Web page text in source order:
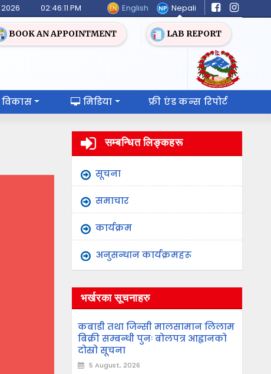
02:46:11 PM English Nepali
BOOK AN APPOINTMENT LAB REPORT
मिडिया फ्री एंड कन्स रिपोर्ट
सम्बन्धित लिङ्कहरू
सूचना
समाचार
कार्यक्रम
अनुसन्धान कार्यक्रमहरू
भर्खरका सूचनाहरु
कबाडी तथा जिन्सी मालसामान लिलाम
बिक्री सम्बन्धी पुनः बोलपत्र आह्वानको
दोस्रो सूचना
5 August, 2026